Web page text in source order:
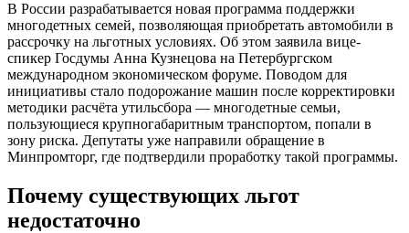
В России разрабатывается новая программа поддержки
многодетных семей, позволяющая приобретать автомобили в
рассрочку на льготных условиях. Об этом заявила вице-
спикер Госдумы Анна Кузнецова на Петербургском
международном экономическом форуме. Поводом для
инициативы стало подорожание машин после корректировки
методики расчёта утильсбора — многодетные семьи,
пользующиеся крупногабаритным транспортом, попали в
зону риска. Депутаты уже направили обращение в
Минпромторг, где подтвердили проработку такой программы.
Почему существующих льгот
недостаточно